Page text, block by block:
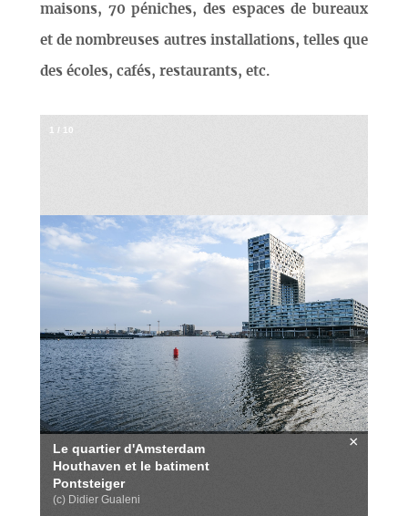
maisons, 70 péniches, des espaces de bureaux
et de nombreuses autres installations, telles que
des écoles, cafés, restaurants, etc.
Le quartier d'Amsterdam
Houthaven et le batiment
Pontsteiger
(c) Didier Gualeni
×
1 / 10